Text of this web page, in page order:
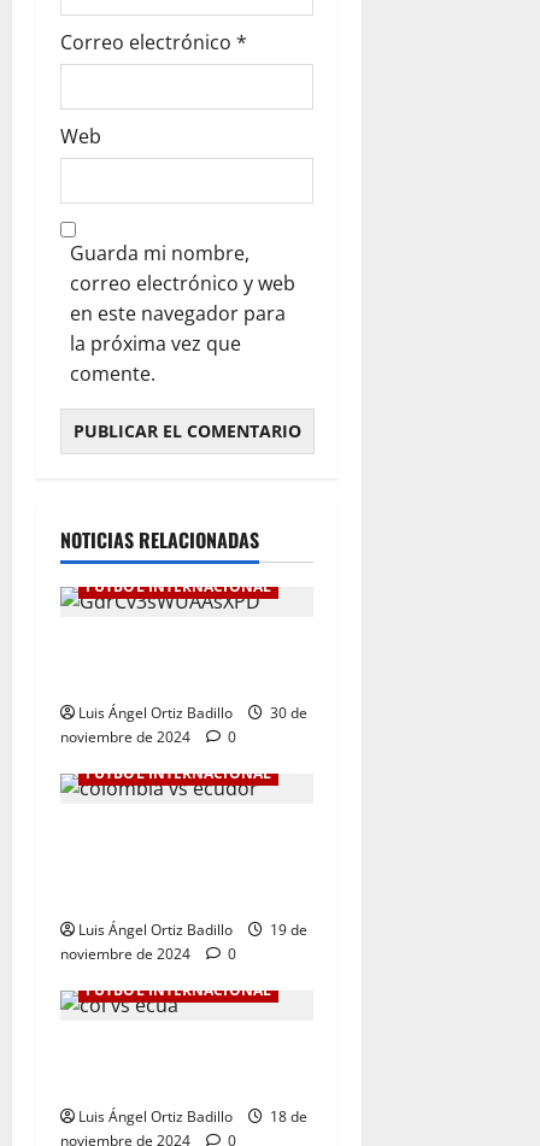
Correo electrónico *
Web
Guarda mi nombre,
correo electrónico y web
en este navegador para
la próxima vez que
comente.
NOTICIAS RELACIONADAS
FÚTBOL INTERNACIONAL
Luis Ángel Ortiz Badillo
30 de
noviembre de 2024
0
FÚTBOL INTERNACIONAL
Luis Ángel Ortiz Badillo
19 de
noviembre de 2024
0
FÚTBOL INTERNACIONAL
Luis Ángel Ortiz Badillo
18 de
noviembre de 2024
0